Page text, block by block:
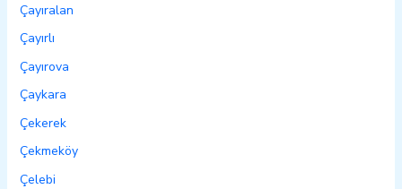
Çayıralan
Çayırlı
Çayırova
Çaykara
Çekerek
Çekmeköy
Çelebi